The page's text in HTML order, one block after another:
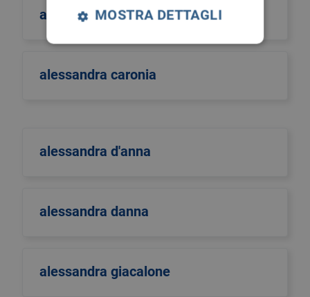
aldo sinigaglia
alessandra caronia
alessandra d'anna
alessandra danna
alessandra giacalone
MOSTRA DETTAGLI